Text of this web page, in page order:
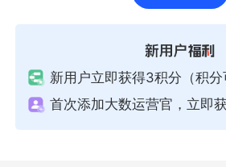
新用户立即获得3积分（积分
首次添加大数运营官，立即